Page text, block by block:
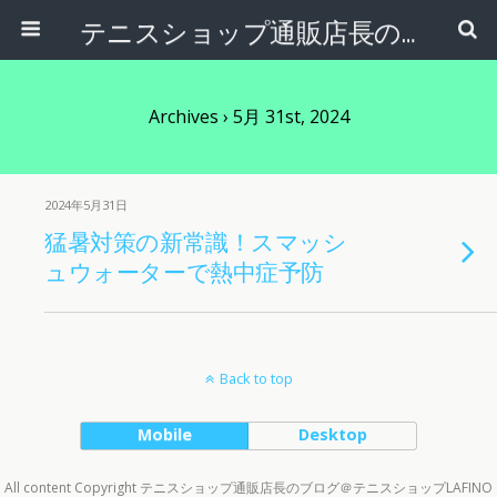
テニスショップ通販店長のブログ＠テニスショップLAFINO 西山克久
Archives › 5月 31st, 2024
2024年5月31日
猛暑対策の新常識！スマッシ
ュウォーターで熱中症予防
Back to top
Mobile Desktop
All content Copyright テニスショップ通販店長のブログ＠テニスショップLAFINO